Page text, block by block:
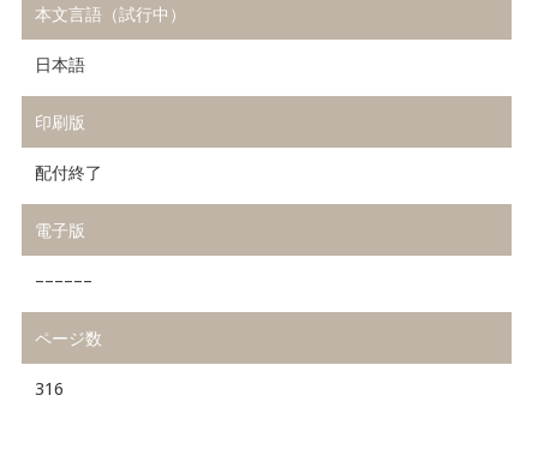
本文言語（試行中）
日本語
印刷版
配付終了
電子版
––––––
ページ数
316